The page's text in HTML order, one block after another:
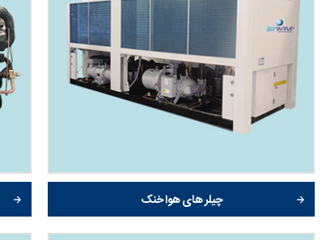
چیلر های هوا خنک